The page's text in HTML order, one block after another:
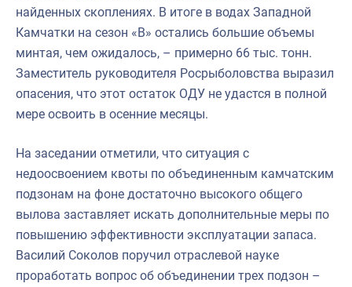
найденных скоплениях. В итоге в водах Западной
Камчатки на сезон «B» остались большие объемы
минтая, чем ожидалось, – примерно 66 тыс. тонн.
Заместитель руководителя Росрыболовства выразил
опасения, что этот остаток ОДУ не удастся в полной
мере освоить в осенние месяцы.
На заседании отметили, что ситуация с
недоосвоением квоты по объединенным камчатским
подзонам на фоне достаточно высокого общего
вылова заставляет искать дополнительные меры по
повышению эффективности эксплуатации запаса.
Василий Соколов поручил отраслевой науке
проработать вопрос об объединении трех подзон –